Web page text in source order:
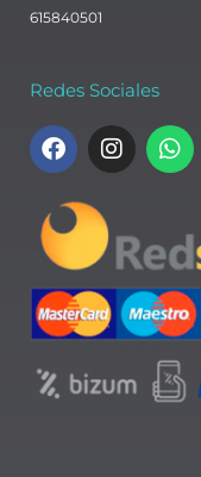
615840501
Redes Sociales
F
a
e
b
o
k
I
n
a
g
a
m
W
h
a
p